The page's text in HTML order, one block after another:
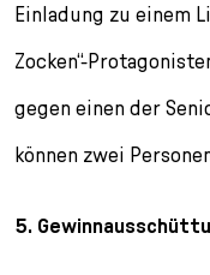
Einladung zu einem
Zocken“-
gegen einen der
können zwei
5.